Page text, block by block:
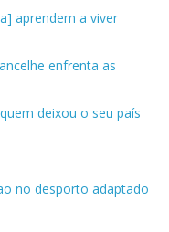
aprendem a viver
enfrenta as
deixou o seu país
no desporto adaptado